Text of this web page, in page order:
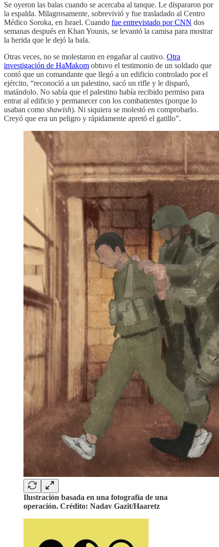
Se oyeron las balas cuando se acercaba al tanque. Le dispararon por
la espalda. Milagrosamente, sobrevivió y fue trasladado al Centro
Médico Soroka, en Israel. Cuando fue entrevistado por CNN dos
semanas después en Khan Younis, se levantó la camisa para mostrar
la herida que le dejó la bala.
Otras veces, no se molestaron en engañar al cautivo. Otra
investigación de HaMakom obtuvo el testimonio de un soldado que
contó que un comandante que llegó a un edificio controlado por el
ejército, “reconoció a un palestino, sacó un rifle y le disparó,
matándolo. No sabía que el palestino había recibido permiso para
entrar al edificio y permanecer con los combatientes (porque lo
usaban como shawish). Ni siquiera se molestó en comprobarlo.
Creyó que era un peligro y rápidamente apretó el gatillo”.
Ilustración basada en una fotografía de una
operación. Crédito: Nadav Gazit/Haaretz